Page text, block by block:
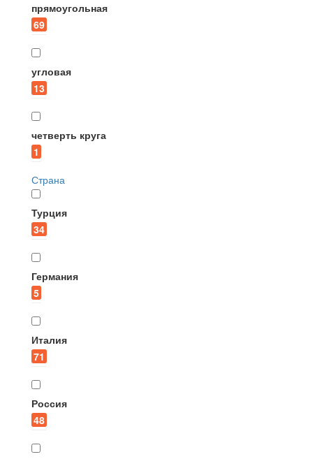
прямоугольная
69
угловая
13
четверть круга
1
Страна
Турция
34
Германия
5
Италия
71
Россия
48